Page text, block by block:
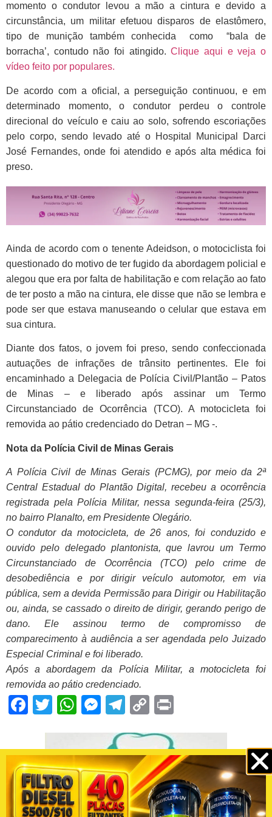
momento o condutor levou a mão a cintura e devido a
circunstância, um militar efetuou disparos de elastômero,
tipo de munição também conhecida como “bala de
borracha’, contudo não foi atingido.Clique aqui e veja o
vídeo feito por populares.
De acordo com a oficial, a perseguição continuou, e em
determinado momento,o condutor perdeu o controle
direcional do veículo e caiu ao solo, sofrendo escoriações
pelo corpo, sendo levado até o Hospital Municipal Darci
José Fernandes, onde foi atendido e após alta médica foi
preso.
Ainda de acordo com o tenente Adeidson, o motociclista foi
questionado do motivo de ter fugido da abordagem policial e
alegou que era por falta de habilitação e com relação ao fato
de ter posto a mão na cintura, ele disse que não se lembra e
pode ser que estava manuseando o celular que estava em
sua cintura.
Diante dos fatos, o jovem foi preso, sendo confeccionada
autuações de infrações de trânsito pertinentes. Ele foi
encaminhado a Delegacia de Polícia Civil/Plantão – Patos
de Minas – e liberado após assinar um Termo
Circunstanciado de Ocorrência (TCO). A motocicleta foi
removida ao pátio credenciado do Detran – MG -.
Nota da Polícia Civil de Minas Gerais
A Polícia Civil de Minas Gerais (PCMG), por meio da 2ª
Central Estadual do Plantão Digital, recebeu a ocorrência
registrada pela Polícia Militar, nessa segunda-feira (25/3),
no bairro Planalto, em Presidente Olegário.
O condutor da motocicleta, de 26 anos, foi conduzido e
ouvido pelo delegado plantonista, que lavrou um Termo
Circunstanciado de Ocorrência (TCO) pelo crime de
desobediência e por dirigir veículo automotor, em via
pública, sem a devida Permissão para Dirigir ou Habilitação
ou, ainda, se cassado o direito de dirigir, gerando perigo de
dano. Ele assinou termo de compromisso de
comparecimento à audiência a ser agendada pelo Juizado
Especial Criminal e foi liberado.
Após a abordagem da Polícia Militar, a motocicleta foi
removida ao pátio credenciado.
Facebook
Twitter
WhatsApp
Messenger
Telegram
Copy